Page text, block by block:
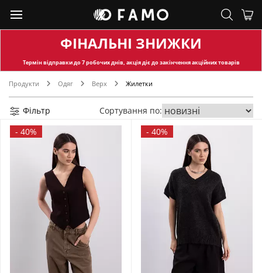
ФІНАЛЬНІ ЗНИЖКИ
Термін відправкидо 7 робочих днів, акція діє до закінчення акційних товарів
Продукти Одяг Верх Жилетки
Фільтр
Сортування по:
- 40% - 40%